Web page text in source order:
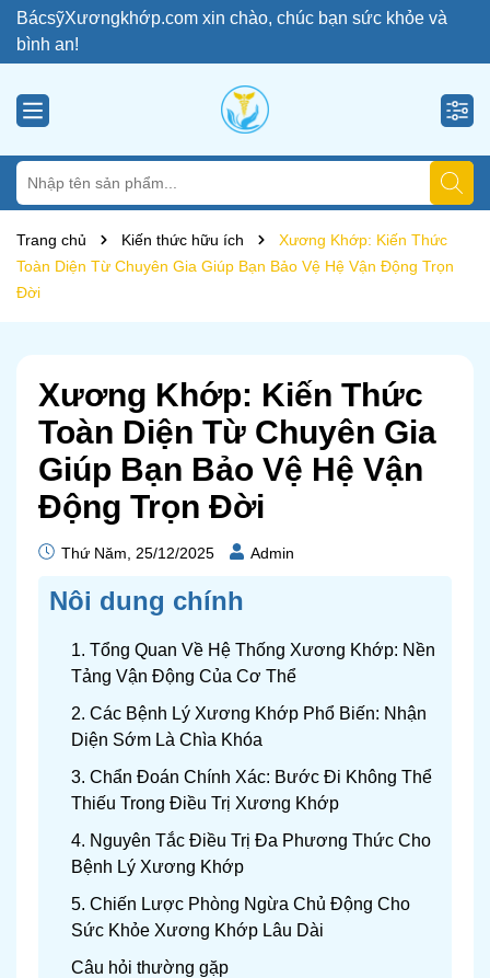
BácsỹXươngkhớp.com xin chào, chúc bạn sức khỏe và
bình an!
Trang chủ Kiến thức hữu ích
Xương Khớp: Kiến Thức
Toàn Diện Từ Chuyên Gia Giúp Bạn Bảo Vệ Hệ Vận Động Trọn
Đời
Xương Khớp: Kiến Thức
Toàn Diện Từ Chuyên Gia
Giúp Bạn Bảo Vệ Hệ Vận
Động Trọn Đời
Thứ Năm, 25/12/2025 Admin
Nôi dung chính
1. Tổng Quan Về Hệ Thống Xương Khớp: Nền
Tảng Vận Động Của Cơ Thể
2. Các Bệnh Lý Xương Khớp Phổ Biến: Nhận
Diện Sớm Là Chìa Khóa
3. Chẩn Đoán Chính Xác: Bước Đi Không Thể
Thiếu Trong Điều Trị Xương Khớp
4. Nguyên Tắc Điều Trị Đa Phương Thức Cho
Bệnh Lý Xương Khớp
5. Chiến Lược Phòng Ngừa Chủ Động Cho
Sức Khỏe Xương Khớp Lâu Dài
Câu hỏi thường gặp